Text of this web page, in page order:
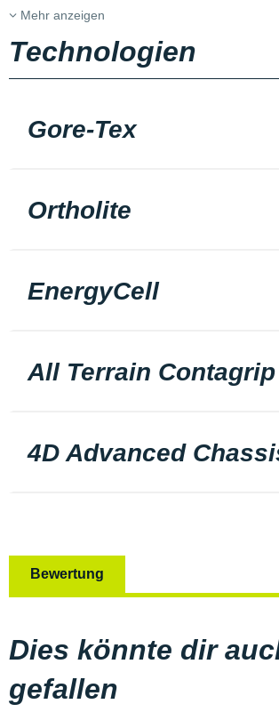
Mehr anzeigen
Technologien
Gore-Tex
Ortholite
EnergyCell
All Terrain Contagrip
4D Advanced
Bewertung
Dies könnte dir
gefallen